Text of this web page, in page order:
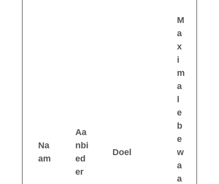
Na
am
Aa
nbi
ed
er
Doel
M
a
x
i
m
a
e
b
e
w
a
a